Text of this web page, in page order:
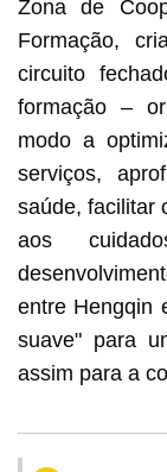
Zona de
Formação,
circuito
formação –
modo a
serviços,
saúde, facilitar
aos
entre Hengqin
suave" para
assim para a